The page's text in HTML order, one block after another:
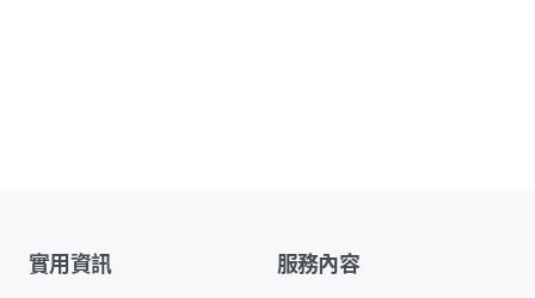
實用資訊 服務內容